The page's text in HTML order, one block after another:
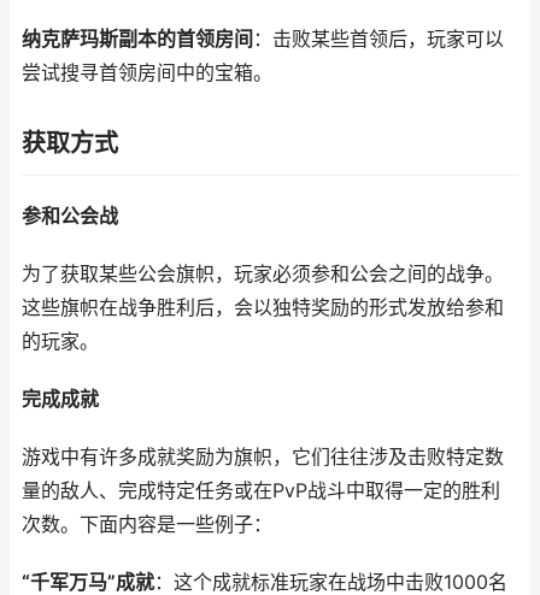
纳克萨玛斯副本的首领房间 ：击败某些首领后，玩家可以
尝试搜寻首领房间中的宝箱。
获取方式
参和公会战
为了获取某些公会旗帜，玩家必须参和公会之间的战争。
这些旗帜在战争胜利后，会以独特奖励的形式发放给参和
的玩家。
完成成就
游戏中有许多成就奖励为旗帜，它们往往涉及击败特定数
量的敌人、完成特定任务或在PvP战斗中取得一定的胜利
次数。下面内容是一些例子：
“千军万马”成就：这个成就标准玩家在战场中击败1000名